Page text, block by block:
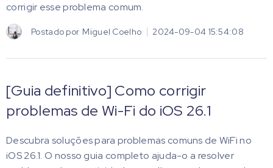
corrigir esse problema comum.
Postado por Miguel Coelho 2024-09-04 15:54:08
[Guia definitivo] Como corrigir
problemas de Wi-Fi do iOS 26.1
Descubra soluções para problemas comuns de WiFi no
iOS 26.1. O nosso guia completo ajuda-o a resolver